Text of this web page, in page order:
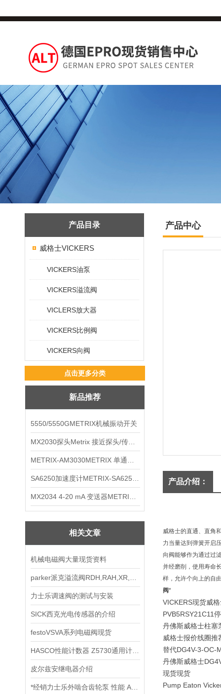
产品目录
威格士VICKERS
VICKERS油泵
VICKERS溢流阀
VICLERS放大器
VICKERS比例阀
VICKERS向阀
点击更多分类
新品推荐
5550/5550GMETRIX机械振动开关
相关文章
机械电磁阀大量现货资料
力士乐调速阀的测试与安装
SICK西克光电传感器的介绍
festoVSVA系列电磁阀现货
皮尔兹安继电器介绍
产品中心
产品介绍：
威格士的直通、直角
力当量达到弹簧开启
向阀能够作为通过过
并经磨削，使用寿命
样，允许个向上的自
阀*
VICKERS现货威
PVB5RSY21C11
丹佛斯威格士柱塞
威格士报价线圈
替代DG4V-3-
丹佛斯威格士
现货现货
Pump Eaton